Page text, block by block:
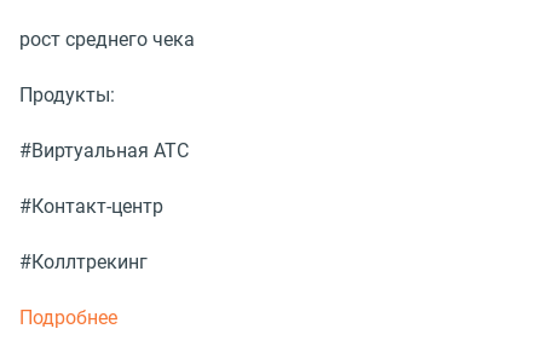
рост среднего чека
Продукты:
#Виртуальная АТС
#Контакт-центр
#Коллтрекинг
Подробнее